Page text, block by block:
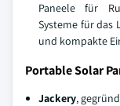
Paneele für
Systeme für das
und kompakte
Portable Solar
Jackery,